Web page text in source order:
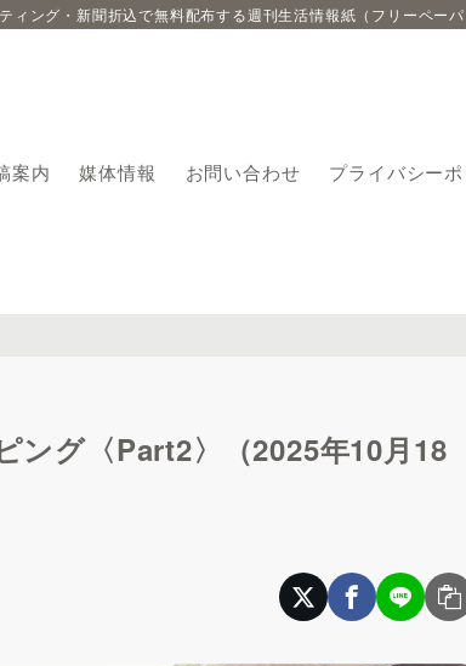
ング・新聞折込で無料配布する週刊生活情報紙（フリーペー
案内 媒体情報 お問い合わせ プライバシー
ング〈Part2〉（2025年10月18